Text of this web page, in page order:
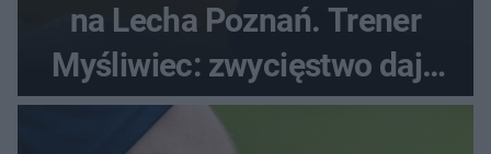
na Lecha Poznań. Trener
Myśliwiec: zwycięstwo daje
satysfakcję